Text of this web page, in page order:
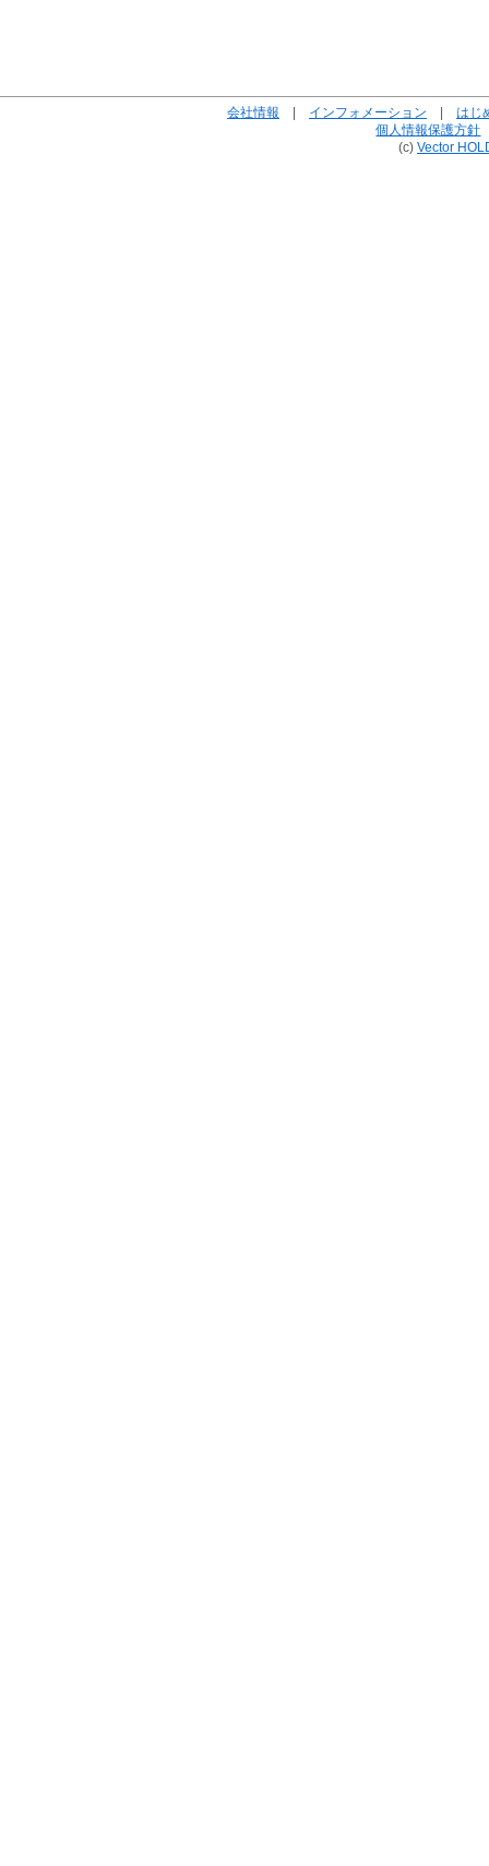
会社情報 インフォメーション
はじ
個人情報保護方針
(c) Vector